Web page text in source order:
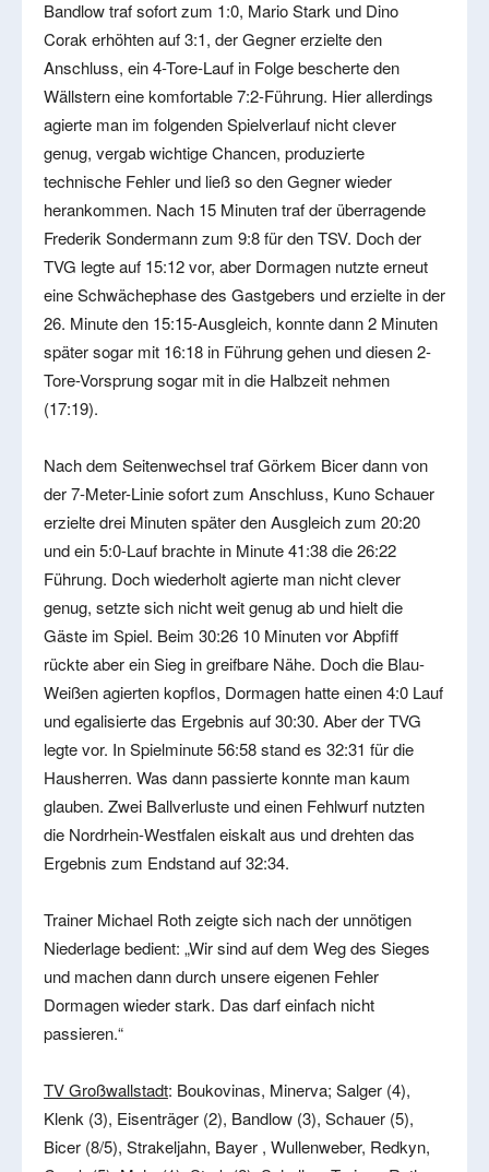
Bandlow traf sofort zum 1:0, Mario Stark und Dino
Corak erhöhten auf 3:1, der Gegner erzielte den
Anschluss, ein 4-Tore-Lauf in Folge bescherte den
Wällstern eine komfortable 7:2-Führung. Hier allerdings
agierte man im folgenden Spielverlauf nicht clever
genug, vergab wichtige Chancen, produzierte
technische Fehler und ließ so den Gegner wieder
herankommen. Nach 15 Minuten traf der überragende
Frederik Sondermann zum 9:8 für den TSV. Doch der
TVG legte auf 15:12 vor, aber Dormagen nutzte erneut
eine Schwächephase des Gastgebers und erzielte in der
26. Minute den 15:15-Ausgleich, konnte dann 2 Minuten
später sogar mit 16:18 in Führung gehen und diesen 2-
Tore-Vorsprung sogar mit in die Halbzeit nehmen
(17:19).
Nach dem Seitenwechsel traf Görkem Bicer dann von
der 7-Meter-Linie sofort zum Anschluss, Kuno Schauer
erzielte drei Minuten später den Ausgleich zum 20:20
und ein 5:0-Lauf brachte in Minute 41:38 die 26:22
Führung. Doch wiederholt agierte man nicht clever
genug, setzte sich nicht weit genug ab und hielt die
Gäste im Spiel. Beim 30:26 10 Minuten vor Abpfiff
rückte aber ein Sieg in greifbare Nähe. Doch die Blau-
Weißen agierten kopflos, Dormagen hatte einen 4:0 Lauf
und egalisierte das Ergebnis auf 30:30. Aber der TVG
legte vor. In Spielminute 56:58 stand es 32:31 für die
Hausherren. Was dann passierte konnte man kaum
glauben. Zwei Ballverluste und einen Fehlwurf nutzten
die Nordrhein-Westfalen eiskalt aus und drehten das
Ergebnis zum Endstand auf 32:34.
Trainer Michael Roth zeigte sich nach der unnötigen
Niederlage bedient: „Wir sind auf dem Weg des Sieges
und machen dann durch unsere eigenen Fehler
Dormagen wieder stark. Das darf einfach nicht
passieren.“
TV Großwallstadt: Boukovinas, Minerva; Salger (4),
Klenk (3), Eisenträger (2), Bandlow (3), Schauer (5),
Bicer (8/5), Strakeljahn, Bayer , Wullenweber, Redkyn,